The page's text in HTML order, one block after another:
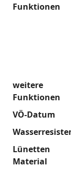
Funktionen
weitere
Funktionen
VÖ-Datum
Lünetten
Material